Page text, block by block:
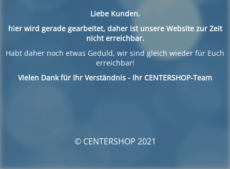
Liebe Kunden,
hier wird gerade gearbeitet, daher ist unsere Website zur Zeit
nicht erreichbar.
Habt daher noch etwas Geduld, wir sind gleich wieder für Euch
erreichbar!
Vielen Dank für Ihr Verständnis - Ihr CENTERSHOP-Team
© CENTERSHOP 2021